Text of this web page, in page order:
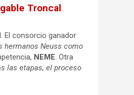
Troncal
El consorcio ganador
hermanos Neuss como
NEME. Otra
las etapas, el proceso